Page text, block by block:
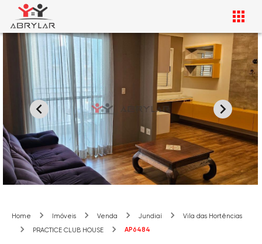
Home Imóveis Venda Jundiaí
Vila das Hortências
PRACTICE CLUB HOUSE
AP6484